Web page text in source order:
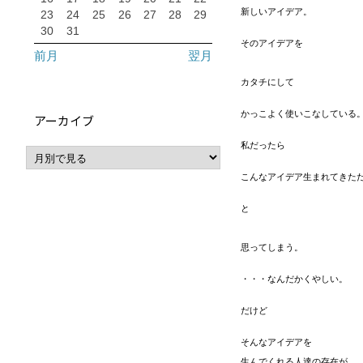
新しいアイデア。
そのアイデアを
カタチにして
かっこよく使いこなしている。
私だったら
こんなアイデア生まれてきた
と
思ってしまう。
・・・なんだかくやしい。
だけど
そんなアイデアを
23
24 25 26 27 28
29
30
31
前月 翌月
アーカイブ